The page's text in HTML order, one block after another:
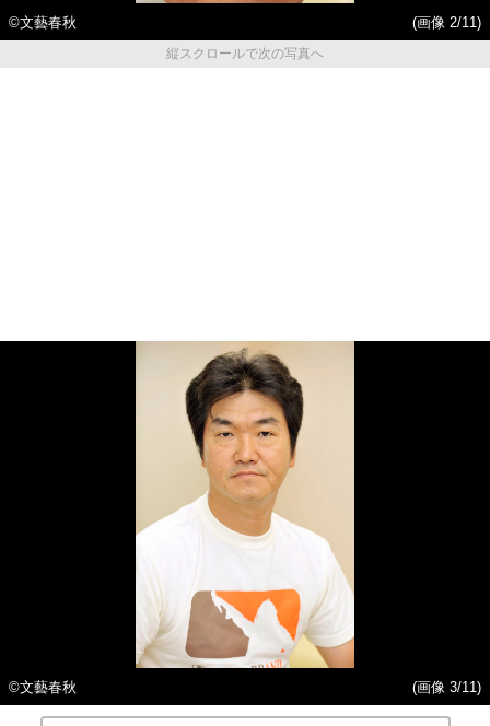
©文藝春秋
(画像 2/11)
縦スクロールで次の写真へ
©文藝春秋 (画像 3/11)